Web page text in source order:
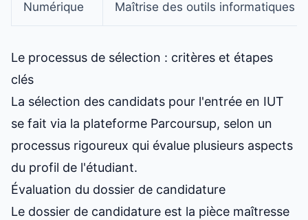
Numérique Maîtrise des outils informatiques
Le processus de sélection : critères et étapes
clés
La sélection des candidats pour l'entrée en IUT
se fait via la plateforme Parcoursup, selon un
processus rigoureux qui évalue plusieurs aspects
du profil de l'étudiant.
Évaluation du dossier de candidature
Le dossier de candidature est la pièce maîtresse